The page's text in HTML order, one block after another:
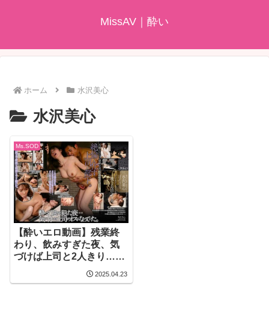
MissAV｜酔い
ホーム 水沢美心
水沢美心
Ms.SOD
【酔いエロ動画】残業終
わり、飲みすぎた夜、気
づけば上司と2人きり…イ
ケナイと知りながら一晩
だけのお泊り不倫 水沢美
2025.04.23